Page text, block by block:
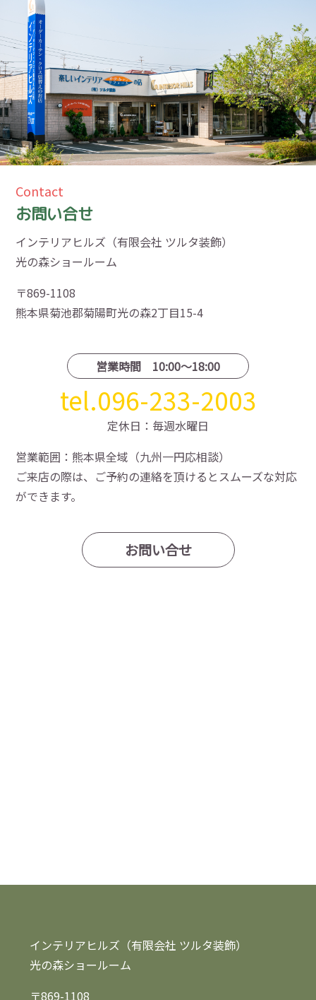
Contact
お問い合せ
インテリアヒルズ（有限会社 ツルタ装飾）
光の森ショールーム
〒869-1108
熊本県菊池郡菊陽町光の森2丁目15-4
営業時間 10:00〜18:00
tel.096-233-2003
定休日：毎週水曜日
営業範囲：熊本県全域（九州一円応相談）
ご来店の際は、ご予約の連絡を頂けるとスムーズな対応
ができます。
お問い合せ
インテリアヒルズ（有限会社 ツルタ装飾）
光の森ショールーム
〒869-1108